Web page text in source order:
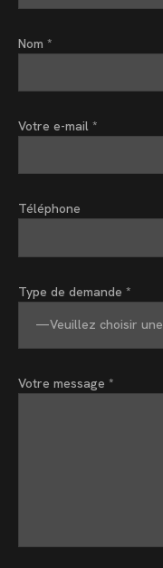
Nom *
Votre e-mail *
Téléphone
Type de demande *
Votre message *